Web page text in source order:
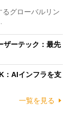
グローバルリン
ザーテック：最先
：AIインフラを支
一覧を見る